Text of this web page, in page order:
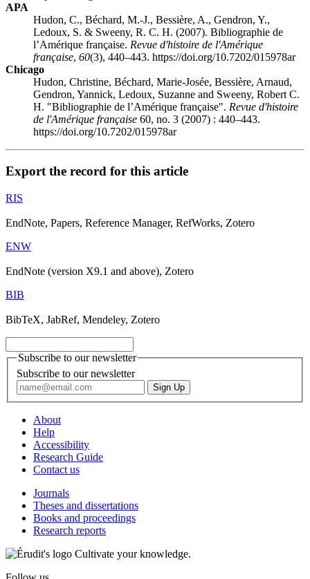
APA
Hudon, C., Béchard, M.-J., Bessière, A., Gendron, Y.,
Ledoux, S. & Sweeny, R. C. H. (2007). Bibliographie de
l’Amérique française. Revue d'histoire de l'Amérique
française, 60(3), 440–443. https://doi.org/10.7202/015978ar
Chicago
Hudon, Christine, Béchard, Marie-Josée, Bessière, Arnaud,
Gendron, Yannick, Ledoux, Suzanne and Sweeny, Robert C.
H. "Bibliographie de l’Amérique française". Revue d'histoire
de l'Amérique française 60, no. 3 (2007) : 440–443.
https://doi.org/10.7202/015978ar
Export the record for this article
RIS
EndNote, Papers, Reference Manager, RefWorks, Zotero
ENW
EndNote (version X9.1 and above), Zotero
BIB
BibTeX, JabRef, Mendeley, Zotero
Subscribe to our newsletter
Subscribe to our newsletter
About
Help
Accessibility
Research Guide
Contact us
Journals
Theses and dissertations
Books and proceedings
Research reports
Cultivate your knowledge.